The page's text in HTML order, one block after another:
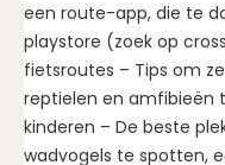
een route-app, die te
playstore (zoek op
fietsroutes – Tips om
reptielen en amfibieën
kinderen – De beste
wadvogels te spotten,